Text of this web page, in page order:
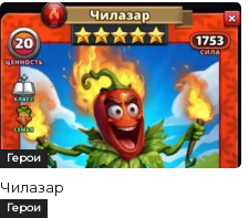
Герои
Чилазар
Герои